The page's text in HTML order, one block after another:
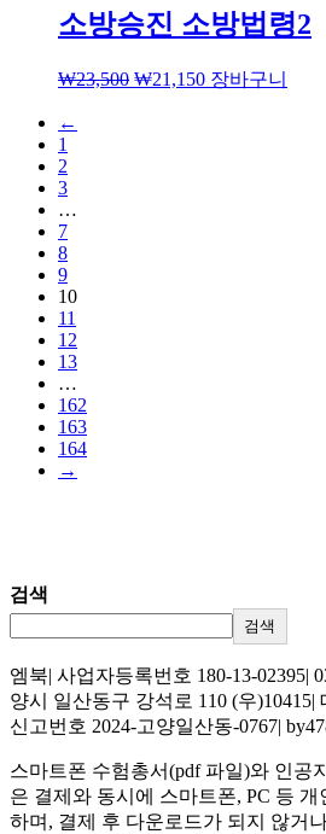
소방승진 소방법령2
₩23,500 ₩21,150 장바구니
←
1
2
3
…
7
8
9
10
11
12
13
…
162
163
164
→
검색
검색
엠북| 사업자등록번호 180-13-02395|
양시 일산동구 강석로 110 (우)10415|
신고번호 2024-고양일산동-0767|
스마트폰 수험총서(pdf 파일)와 인공
은 결제와 동시에 스마트폰, PC 등
하며, 결제 후 다운로드가 되지 않거